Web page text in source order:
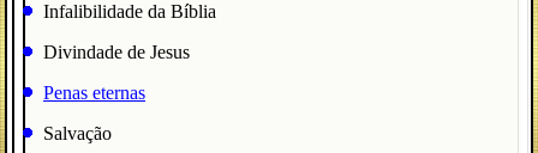
Infalibilidade da Bíblia
Divindade de Jesus
Penas eternas
Salvação